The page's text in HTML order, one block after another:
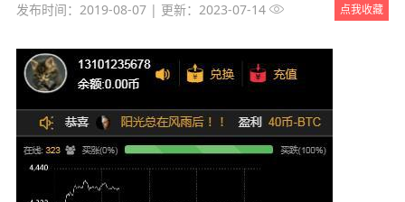
发布时间：2019-08-07| 更新：2023-07-14 点我收藏